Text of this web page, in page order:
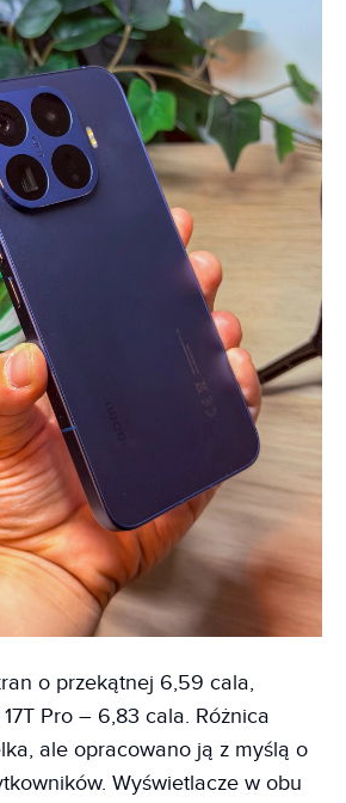
o przekątnej 6,59 cala,
Pro – 6,83 cala. Różnica
ale opracowano ją z myślą o
Wyświetlacze w obu